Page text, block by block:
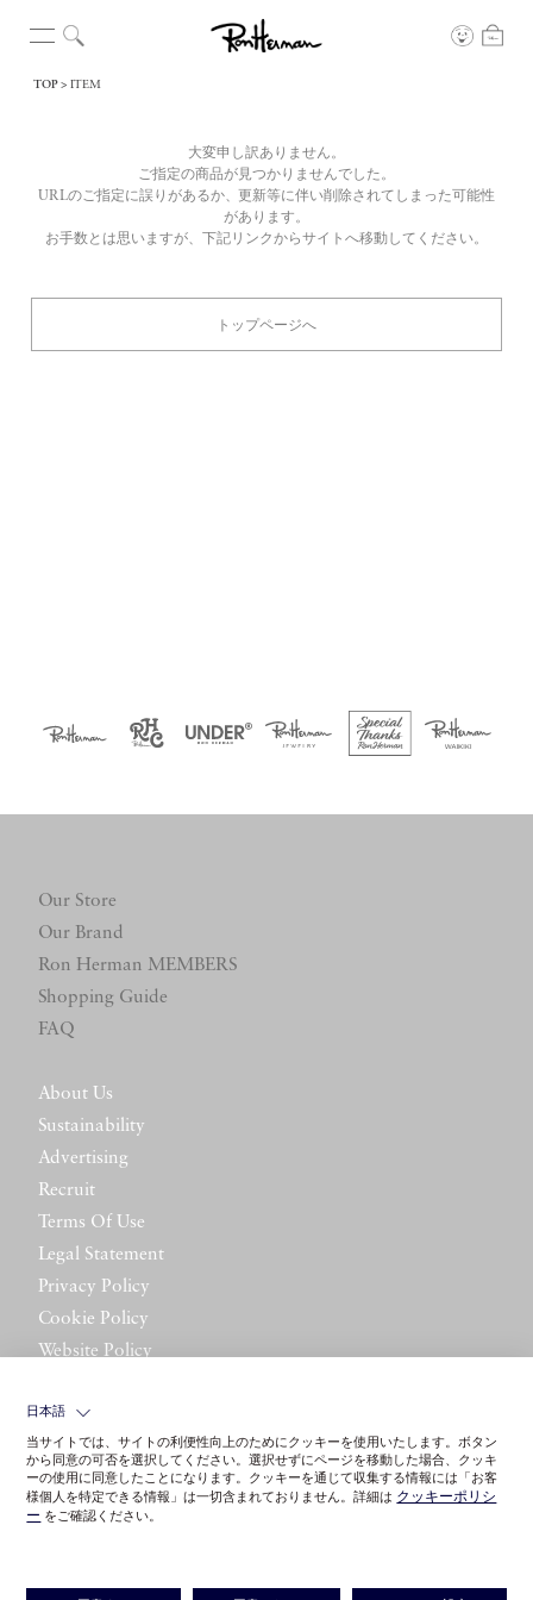
TOP ITEM
大変申し訳ありません。
ご指定の商品が見つかりませんでした。
URLのご指定に誤りがあるか、更新等に伴い削除されてしまった可能性
があります。
お手数とは思いますが、下記リンクからサイトへ移動してください。
トップページへ
Our Store
Our Brand
Ron Herman MEMBERS
Shopping Guide
FAQ
About Us
Sustainability
Advertising
Recruit
Terms Of Use
Legal Statement
Privacy Policy
Cookie Policy
Website Policy
日本語
当サイトでは、サイトの利便性向上のためにクッキーを使用いたします。ボタン
から同意の可否を選択してください。選択せずにページを移動した場合、クッキ
ーの使用に同意したことになります。クッキーを通じて収集する情報には「お客
様個人を特定できる情報」は一切含まれておりません。詳細は クッキーポリシ
ー をご確認ください。